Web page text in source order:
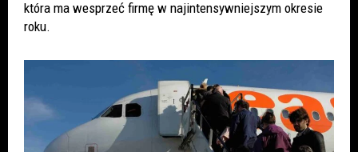
która ma wesprzeć firmę w najintensywniejszym okresie
roku.